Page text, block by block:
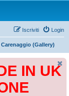
Login
Iscriviti
(Gallery)
IN UK